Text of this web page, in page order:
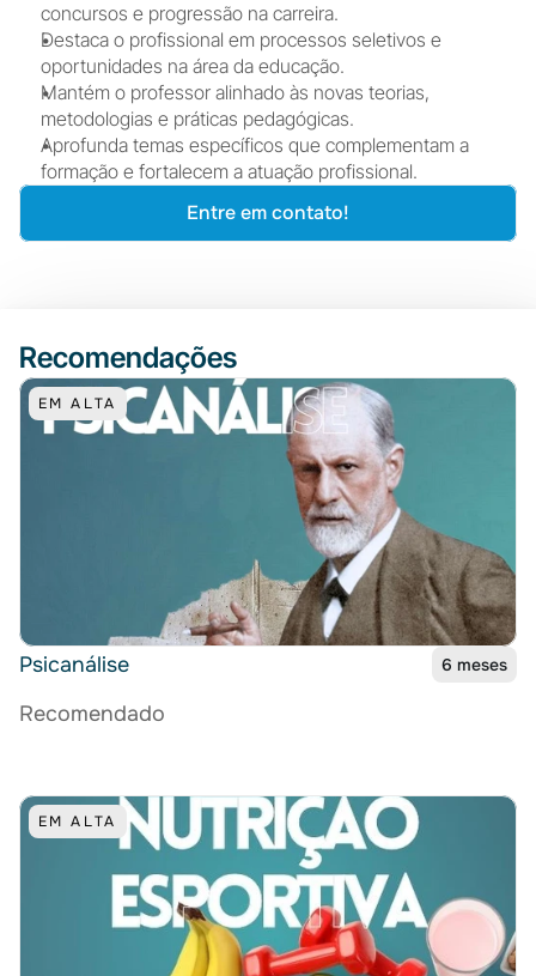
concursos e progressão na carreira.
Destaca o profissional em processos seletivos e
oportunidades na área da educação.
Mantém o professor alinhado às novas teorias,
metodologias e práticas pedagógicas.
Aprofunda temas específicos que complementam a
formação e fortalecem a atuação profissional.
Entre em contato!
Recomendações
EM ALTA
Psicanálise 6 meses
Recomendado
EM ALTA